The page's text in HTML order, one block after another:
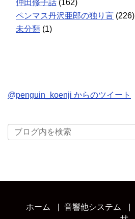
仲田修子話 (162)
ペンマス丹沢亜郎の独り言 (226)
未分類 (1)
@penguin_koenji からのツイート
ホーム 音響他システム